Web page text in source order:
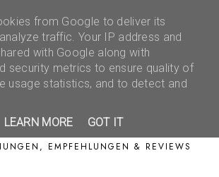
EMPFEHLUNGEN & REVIEWS
from Google to deliver its
traffic. Your IP address and
with Google along with
security metrics to ensure quality of
usage statistics, and to detect and
LEARN MORE
GOT IT